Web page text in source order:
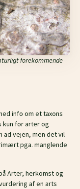
forekommende
info om et taxons
kun for arter og
ad vejen, men det vil
pga. manglende
Arter, herkomst og
af en arts